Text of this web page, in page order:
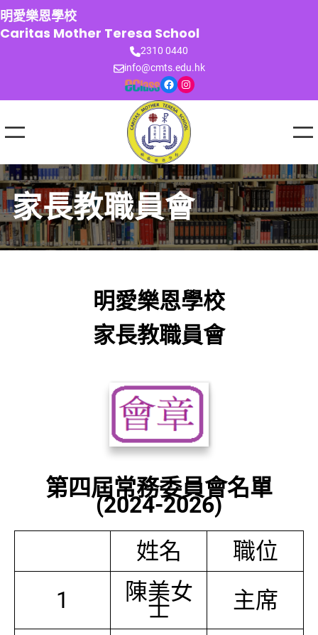
跳
至
主
明愛樂恩學校
Caritas Mother Teresa School
2310 0440
info@cmts.edu.hk
Facebook Instagram
家長教職員會
明愛樂恩學校
家長教職員會
第四屆常務委員會名單
(2024-2026)
姓名
職位
1
陳美女
士 主席